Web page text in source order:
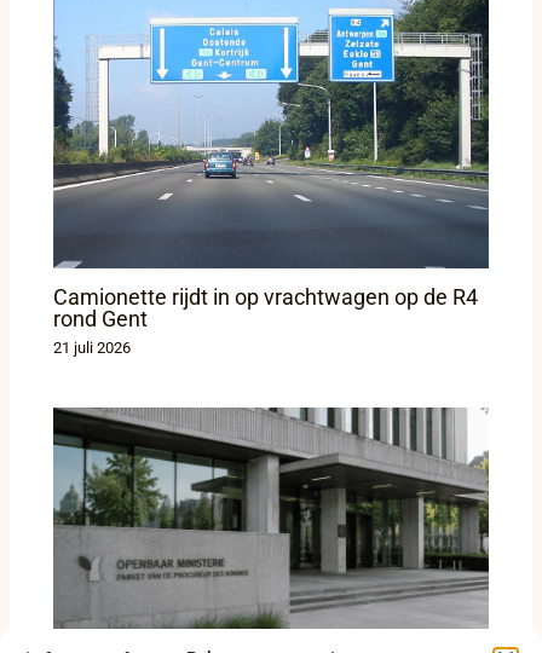
Camionette rijdt in op vrachtwagen op de R4
rond Gent
21 juli 2026